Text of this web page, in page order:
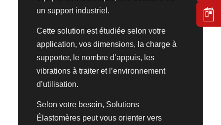
un support industriel.
Cette solution est étudiée selon votre
application, vos dimensions, la charge à
supporter, le nombre d’appuis, les
vibrations à traiter et l’environnement
d’utilisation.
Selon votre besoin, Solutions
Élastomères peut vous orienter vers